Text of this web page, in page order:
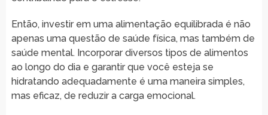
Então, investir em uma alimentação equilibrada é não
apenas uma questão de saúde física, mas também de
saúde mental. Incorporar diversos tipos de alimentos
ao longo do dia e garantir que você esteja se
hidratando adequadamente é uma maneira simples,
mas eficaz, de reduzir a carga emocional.